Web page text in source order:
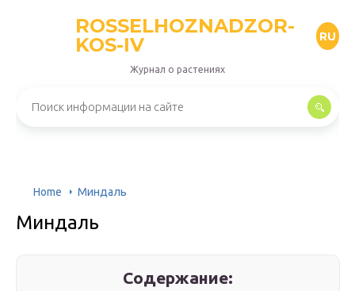
ROSSELHOZNADZOR-
KOS-IV
RU
Журнал о растениях
Home Миндаль
Миндаль
Содержание: